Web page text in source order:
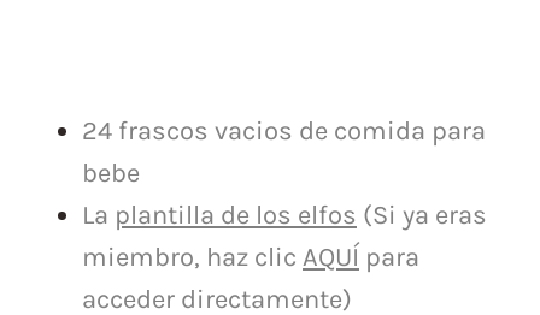
24 frascos vacios de comida para
bebe
La plantilla de los elfos (Si ya eras
miembro, haz clic AQUÍ para
acceder directamente)